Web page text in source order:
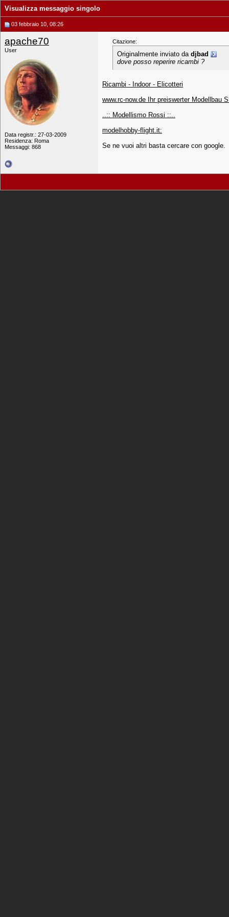
Visualizza messaggio singolo
03 febbraio 10, 08:26
apache70
User
Data registr.: 27-03-2009
Residenza: Roma
Messaggi: 868
Citazione:
Originalmente inviato da djbad
dove posso reperire ricambi ?
Ricambi - Indoor - Elicotteri
www.rc-now.de Ihr preiswerter Modellbau
..:: Modellismo Rossi ::..
modelhobby-flight.it:
Se ne vuoi altri basta cercare con google.